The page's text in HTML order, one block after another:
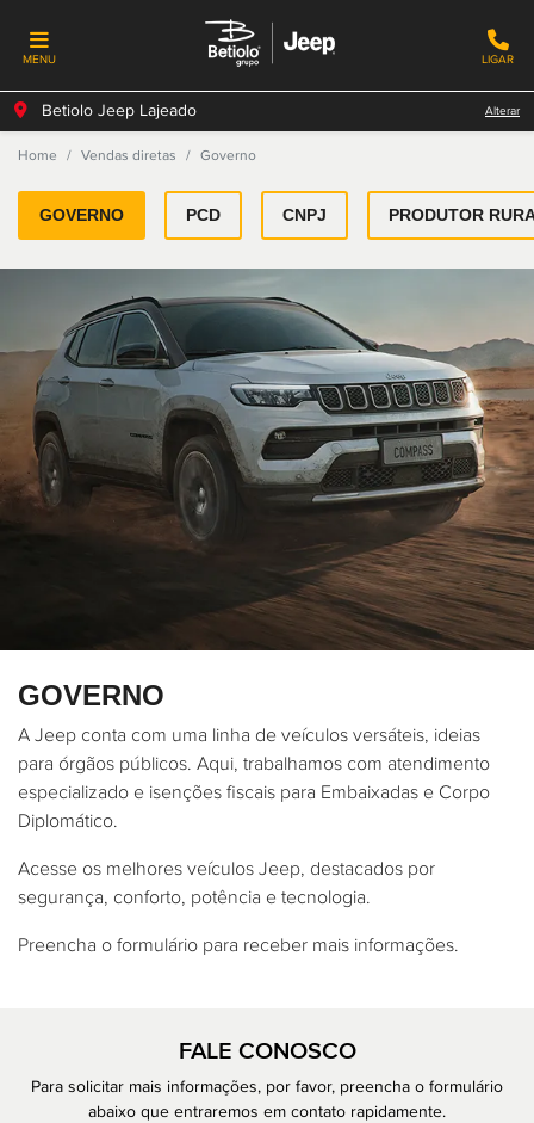
MENU LIGAR
Betiolo Jeep Lajeado Alterar
Home Vendas diretas Governo
PCD CNPJ PRODUTOR
GOVERNO
GOVERNO
A Jeep conta com uma linha de veículos versáteis, ideias
para órgãos públicos. Aqui, trabalhamos com atendimento
especializado e isenções fiscais para Embaixadas e Corpo
Diplomático.
Acesse os melhores veículos Jeep, destacados por
segurança, conforto, potência e tecnologia.
Preencha o formulário para receber mais informações.
FALE CONOSCO
Para solicitar mais informações, por favor, preencha o formulário
abaixo que entraremos em contato rapidamente.